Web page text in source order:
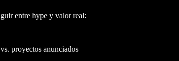
entre hype y valor real:
proyectos anunciados